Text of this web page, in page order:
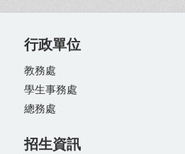
行政單位
教務處
學生事務處
總務處
招生資訊